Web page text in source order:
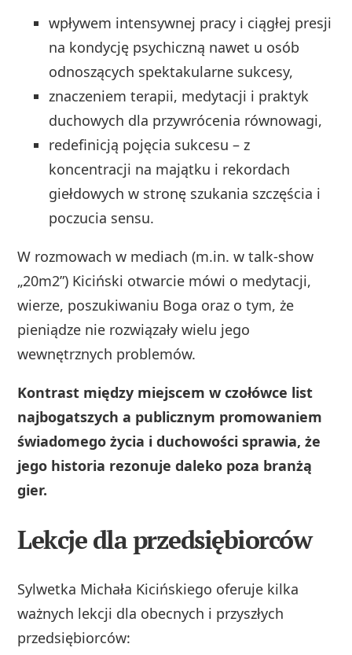
wpływem intensywnej pracy i ciągłej presji
na kondycję psychiczną nawet u osób
odnoszących spektakularne sukcesy,
znaczeniem terapii, medytacji i praktyk
duchowych dla przywrócenia równowagi,
redefinicją pojęcia sukcesu – z
koncentracji na majątku i rekordach
giełdowych w stronę szukania szczęścia i
poczucia sensu.
W rozmowach w mediach (m.in. w talk‑show
„20m2”) Kiciński otwarcie mówi o medytacji,
wierze, poszukiwaniu Boga oraz o tym, że
pieniądze nie rozwiązały wielu jego
wewnętrznych problemów.
Kontrast między miejscem w czołówce list
najbogatszych a publicznym promowaniem
świadomego życia i duchowości sprawia, że
jego historia rezonuje daleko poza branżą
gier.
Lekcje dla przedsiębiorców
Sylwetka Michała Kicińskiego oferuje kilka
ważnych lekcji dla obecnych i przyszłych
przedsiębiorców: